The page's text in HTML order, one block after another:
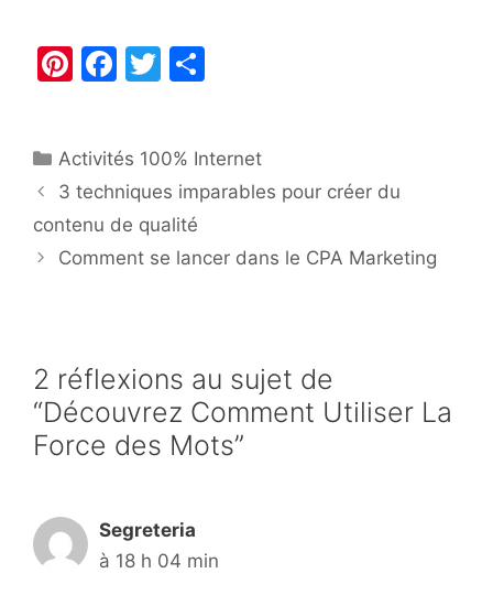
Pi
e
st
F
e
b
o
o
T
er g
er
Catégories
Activités 100% Internet
3 techniques imparables pour créer du
contenu de qualité
Comment se lancer dans le CPA Marketing
2 réflexions au sujet de
“Découvrez Comment Utiliser La
Force des Mots”
Segreteria
à 18 h 04 min